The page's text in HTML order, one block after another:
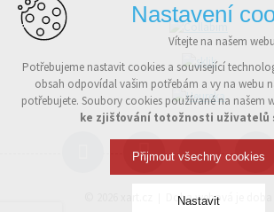
Doba webová je doba
Nastavení
Vítejte na našem
Potřebujeme nastavit cookies a související
obsah odpovídal vašim potřebám a vy na webu
potřebujete. Soubory cookies používané na našem
ke zjišťování totožnosti uživatelů
Přijmout všechny cookies
Nastavit